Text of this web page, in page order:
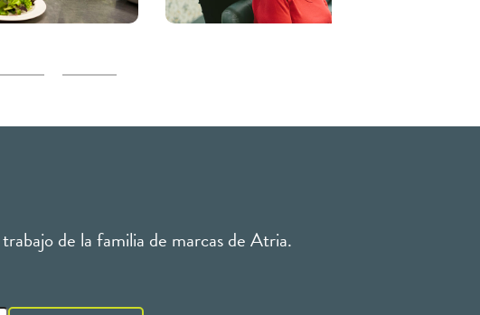
de la familia de marcas de Atria.